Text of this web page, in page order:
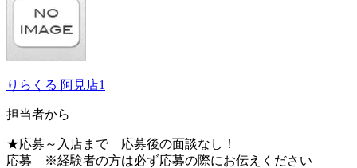
りらくる 阿見店1
担当者から
★応募～入店まで 応募後の面談なし！
応募 ※経験者の方は必ず応募の際にお伝えください